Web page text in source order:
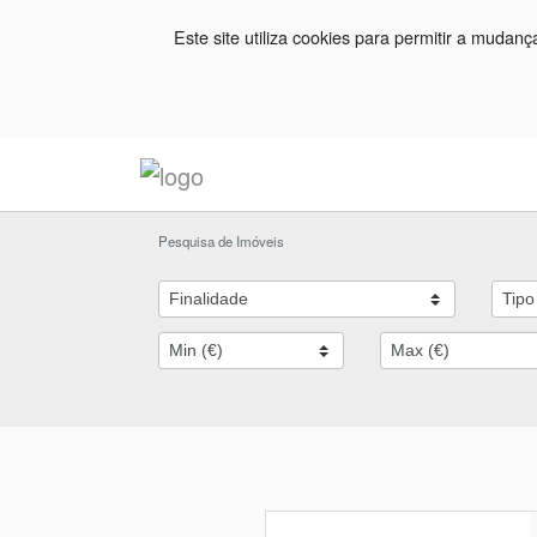
Este site utiliza cookies para permitir a
Pesquisa de Imóveis